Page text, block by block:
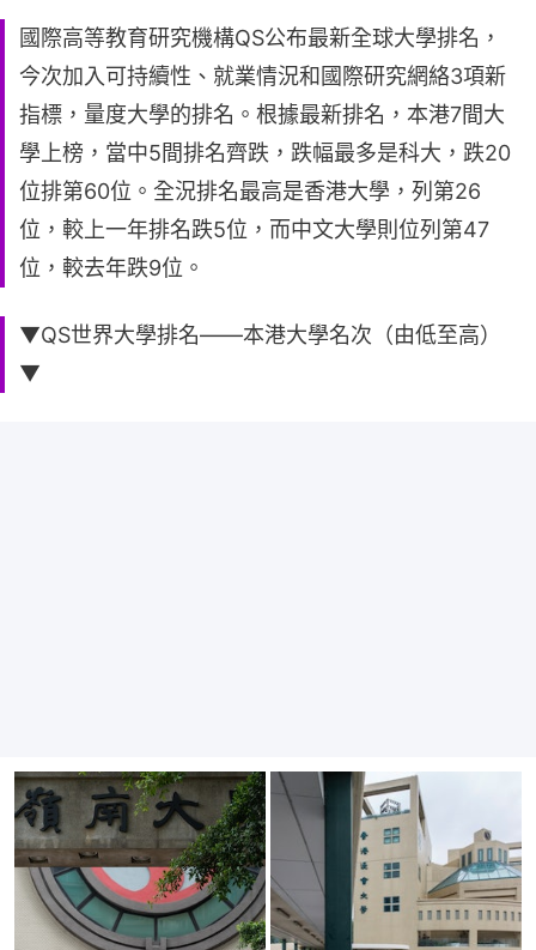
國際高等教育研究機構QS公布最新全球大學排名，
今次加入可持續性、就業情況和國際研究網絡3項新
指標，量度大學的排名。根據最新排名，本港7間大
學上榜，當中5間排名齊跌，跌幅最多是科大，跌20
位排第60位。全況排名最高是香港大學，列第26
位，較上一年排名跌5位，而中文大學則位列第47
位，較去年跌9位。
▼QS世界大學排名——本港大學名次（由低至高）
▼